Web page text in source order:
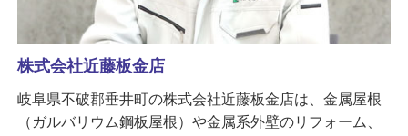
株式会社近藤板金店
岐阜県不破郡垂井町の株式会社近藤板金店は、金属屋根
（ガルバリウム鋼板屋根）や金属系外壁のリフォーム、